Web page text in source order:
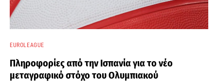
EUROLEAGUE
Πληροφορίες από την Ισπανία για το νέο
μεταγραφικό στόχο του Ολυμπιακού